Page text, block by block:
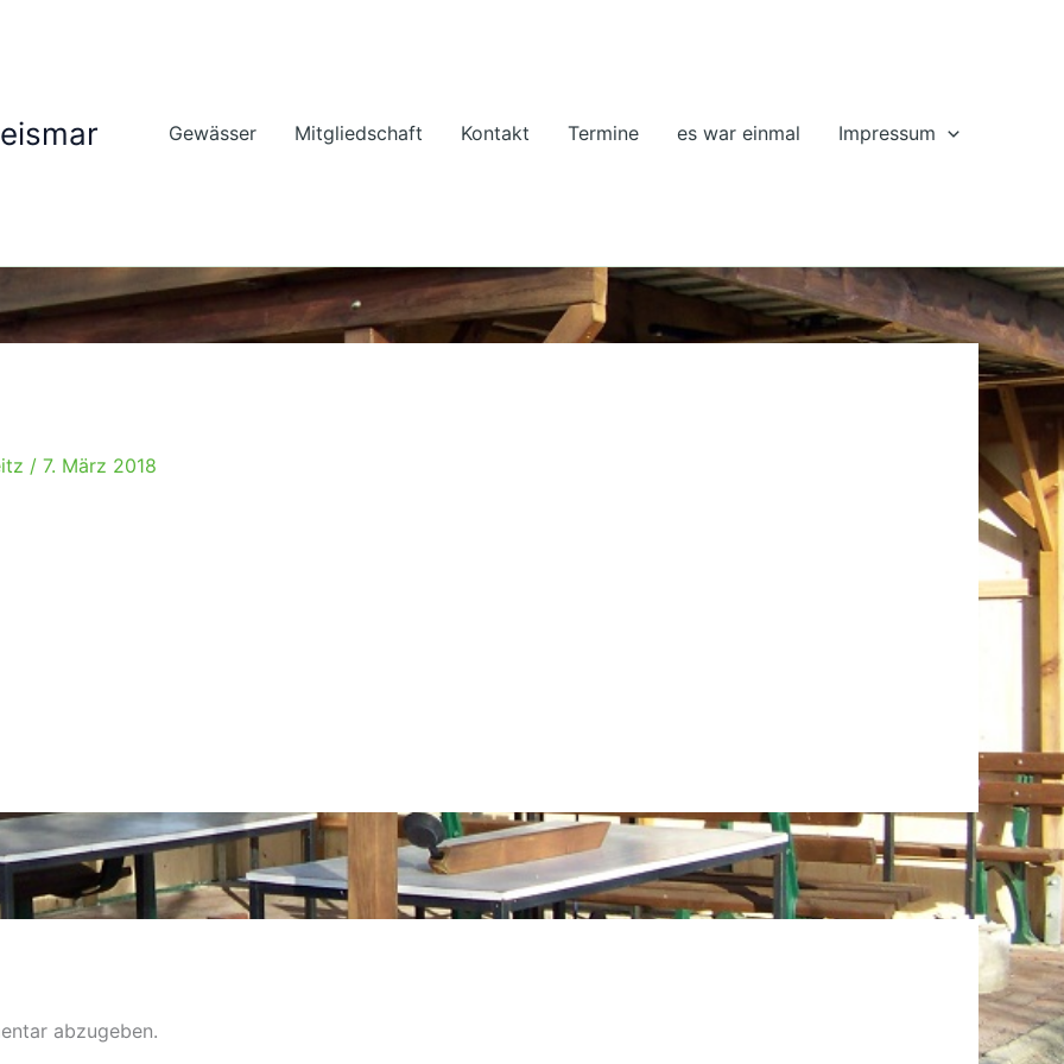
Gewässer Mitgliedschaft Kontakt Termine es war einmal Impressum
/ 7. März 2018
abzugeben.